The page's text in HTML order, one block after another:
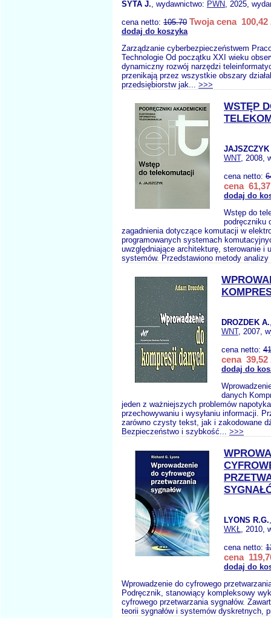
SYTA J., wydawnictwo: PWN, 2025,
cena netto: 105.70 Twoja cena 100,42
dodaj do koszyka
Zarządzanie cyberbezpieczeństwem
Technologie Od początku XXI wieku
dynamiczny rozwój narzędzi
przenikają przez wszystkie obszary
przedsiębiorstw jak... >>>
WSTĘP
JAJSZCZYK
WNT, 2008,
cena netto:
cena 61,37
dodaj do
Wstęp do
podręczniku
zagadnienia dotyczące komutacji w
programowanych systemach
uwzględniające architekturę, sterowanie i
systemów. Przedstawiono metody
DROZDEK A.
WNT, 2007,
cena netto:
cena 39,52
dodaj do
danych
jeden z ważniejszych problemów
przechowywaniu i wysyłaniu informacji.
zarówno czysty tekst, jak i zakodowane
Bezpieczeństwo i szybkość... >>>
LYONS R.G.
WKŁ, 2010,
cena netto:
cena
dodaj do
Wprowadzenie do cyfrowego
Podręcznik, stanowiący kompleksowy
cyfrowego przetwarzania sygnałów.
teorii sygnałów i systemów dyskretnych,